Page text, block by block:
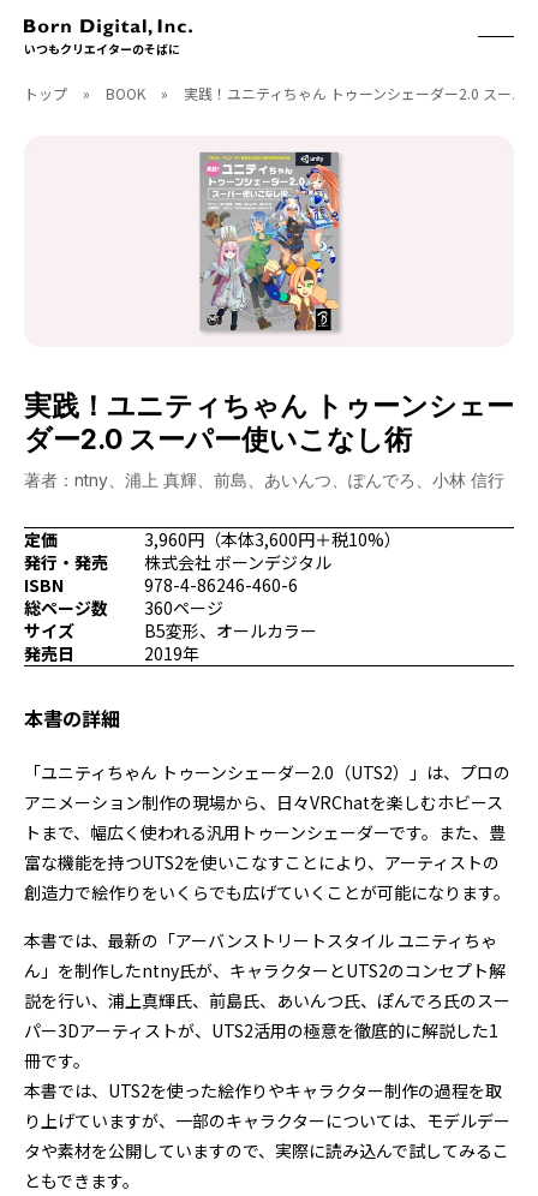
いつもクリエイターのそばに
ABOUT
CGWORLD
CGWORLD.jp
BOOK
刊行順
ゲーム/CG
映像/映画/アニメ
プログラミング/ウェブ
ファッション/デザイン/他
SEMINAR
有料セミナー
無料セミナー
チュートリアル
トップ » BOOK » 実践！ユニティちゃん トゥーンシェーダー2.0 スーパ
実践！ユニティちゃん トゥーンシェー
ダー2.0 スーパー使いこなし術
著者：ntny、浦上 真輝、前島、あいんつ、ぽんでろ、小林 信行
定価
3,960円（本体3,600円＋税10%）
発行・発売
株式会社 ボーンデジタル
ISBN
978-4-86246-460-6
総ページ数
360ページ
サイズ
B5変形、オールカラー
発売日
2019年
本書の詳細
「ユニティちゃん トゥーンシェーダー2.0（UTS2）」は、プロの
アニメーション制作の現場から、日々VRChatを楽しむホビース
トまで、幅広く使われる汎用トゥーンシェーダーです。また、豊
富な機能を持つUTS2を使いこなすことにより、アーティストの
創造力で絵作りをいくらでも広げていくことが可能になります。
本書では、最新の「アーバンストリートスタイル ユニティちゃ
ん」を制作したntny氏が、キャラクターとUTS2のコンセプト解
説を行い、浦上真輝氏、前島氏、あいんつ氏、ぽんでろ氏のスー
パー3Dアーティストが、UTS2活用の極意を徹底的に解説した1
冊です。
本書では、UTS2を使った絵作りやキャラクター制作の過程を取
り上げていますが、一部のキャラクターについては、モデルデー
タや素材を公開していますので、実際に読み込んで試してみるこ
ともできます。